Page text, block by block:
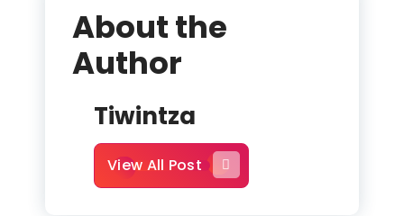
About the
Author
Tiwintza
View All Post